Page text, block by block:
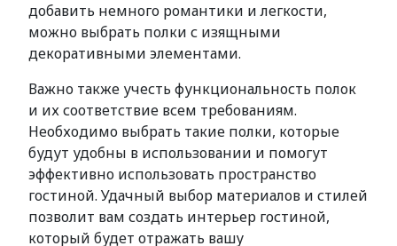
добавить немного романтики и легкости,
можно выбрать полки с изящными
декоративными элементами.
Важно также учесть функциональность полок
и их соответствие всем требованиям.
Необходимо выбрать такие полки, которые
будут удобны в использовании и помогут
эффективно использовать пространство
гостиной. Удачный выбор материалов и стилей
позволит вам создать интерьер гостиной,
который будет отражать вашу